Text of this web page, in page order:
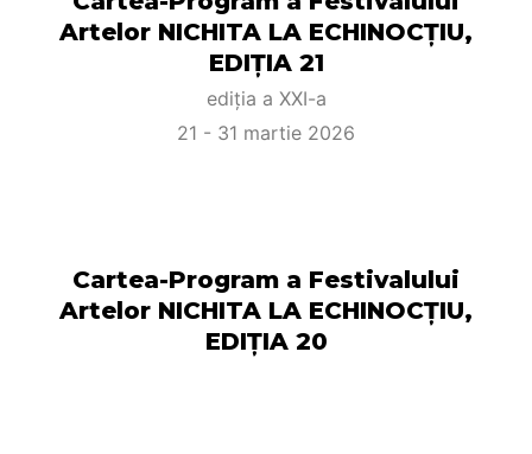
Artelor NICHITA LA ECHINOCŢIU,
EDIȚIA 21
ediția a XXI-a
21 - 31 martie 2026
Cartea-Program a Festivalului
Artelor NICHITA LA ECHINOCŢIU,
EDIȚIA 20